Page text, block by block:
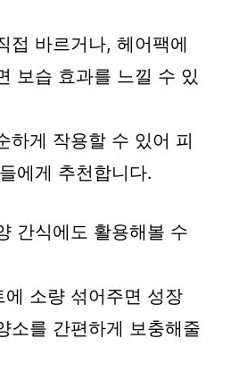
접 바르거나, 헤어팩에
보습 효과를 느낄 수 있
하게 작용할 수 있어 피
에게 추천합니다.
간식에도 활용해볼 수
에 소량 섞어주면 성장
소를 간편하게 보충해줄